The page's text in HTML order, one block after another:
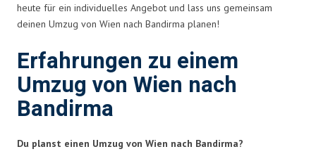
heute für ein individuelles Angebot und lass uns gemeinsam
deinen Umzug von Wien nach Bandirma planen!
Erfahrungen zu einem
Umzug von Wien nach
Bandirma
Du planst einen Umzug von Wien nach Bandirma?